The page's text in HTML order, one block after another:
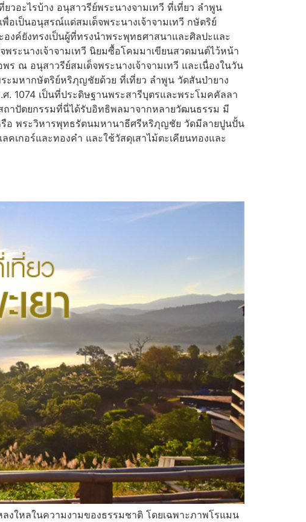
วอะไรบ้าง อนุสาวรีย์พระนางจามเทวี ที่เที่ยว ลําพูน
เป็นอนุสรณ์แด่สมเด็จพระนางเจ้าจามเทวี กษัตริย์
ค์ยังทรงเป็นผู้ที่ทรงนำพระพุทธศาสนาและศิลปะและ
ระนางเจ้าจามเทวี นิยมซื้อโคมมาเขียนสวดมนต์ไว้หน้า
ณ อนุสาวรีย์สมเด็จพระนางเจ้าจามเทวี และเนื่องในวัน
มหากษัตริย์หริภุญชัยด้วย ที่เที่ยว ลําพูน วัดสันป่ายาง
. 1074 เป็นที่ประดิษฐานพระสารีบุตรและพระโมคคัลลา
าปัตยกรรมที่นี่ได้รับอิทธิพลมาจากหลายวัฒนธรรม มี
อ พระวิหารพุทธรัตนมหานาธีศรีหริภุญชัย วัดมีลายปูนปั้น
เกอร์และทองคำ และใช้วัสดุเสาไม้ตะเคียนทองและ
งใหลในความงามของธรรมชาติ โดยเฉพาะภาพโรแมน